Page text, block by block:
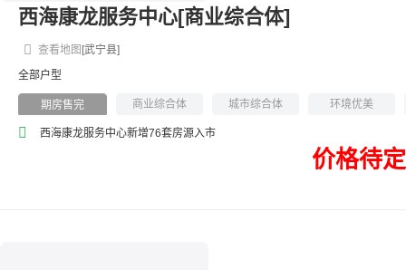
西海康龙服务中心[商业综合体]
[武宁县]
查看地图
全部户型
期房售完 商业综合体 城市综合体 环境优美
西海康龙服务中心新增76套房源入市
价格待定